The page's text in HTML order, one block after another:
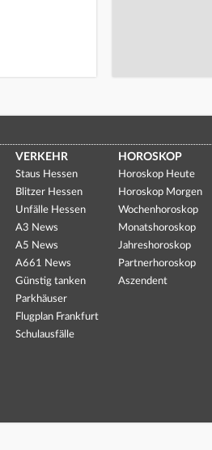
VERKEHR
Staus Hessen
Blitzer Hessen
Unfälle Hessen
A3 News
A5 News
A661 News
Günstig tanken
Parkhäuser
Flugplan Frankfurt
Schulausfälle
HOROSKOP
Horoskop Heute
Horoskop Morgen
Wochenhoroskop
Monatshoroskop
Jahreshoroskop
Partnerhoroskop
Aszendent